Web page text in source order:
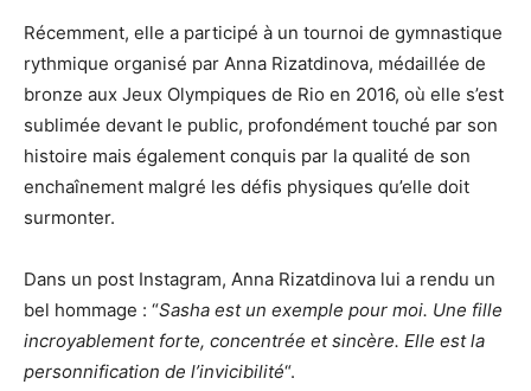
Récemment, elle a participé à un tournoi de gymnastique
rythmique organisé par Anna Rizatdinova, médaillée de
bronze aux Jeux Olympiques de Rio en 2016, où elle s’est
sublimée devant le public, profondément touché par son
histoire mais également conquis par la qualité de son
enchaînement malgré les défis physiques qu’elle doit
surmonter.
Dans un post Instagram, Anna Rizatdinova lui a rendu un
bel hommage : “Sasha est un exemple pour moi. Une fille
incroyablement forte, concentrée et sincère. Elle est la
personnification de l’invicibilité“.